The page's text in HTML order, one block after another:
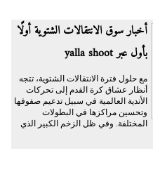
أخبار سوق الانتقالات الشتوية أولًا
بأول عبر yalla shoot
مع حلول فترة الانتقالات الشتوية، تتجه
أنظار عشاق كرة القدم إلى تحركات
الأندية العالمية في سبيل تدعيم صفوفها
وتحسين مراكزها في البطولات
المختلفة. وفي ظل الزخم الكبير الذي